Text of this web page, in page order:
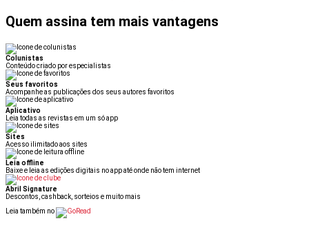
Quem assina tem mais vantagens
Colunistas
Conteúdo criado por especialistas
Seus favoritos
Acompanhe as publicações dos seus autores favoritos
Aplicativo
Leia todas as revistas em um só app
Sites
Acesso ilimitado aos sites
Leia offline
Baixe e leia as edições digitais no app até onde não tem internet
Abril Signature
Descontos, cashback, sorteios e muito mais
Leia também no